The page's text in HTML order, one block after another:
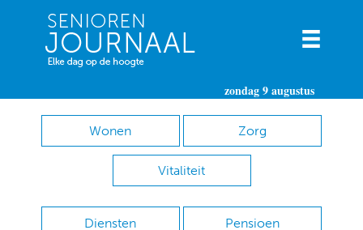
zondag 9 augustus
Wonen Zorg
Vitaliteit
Diensten Pensioen